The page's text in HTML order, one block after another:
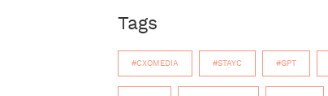
Tags
#CXOMEDIA #STAYC #GPT